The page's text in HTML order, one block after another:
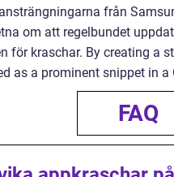
från
om att regelbundet
för kraschar. By creating a
as a prominent snippet in a
FAQ